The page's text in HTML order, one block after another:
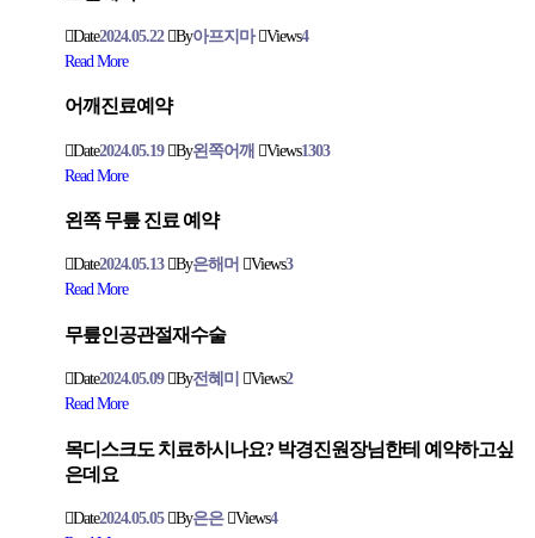
Date2024.05.22 By아프지마 Views4
Read More
어깨진료예약
Date2024.05.19 By왼쪽어깨 Views1303
Read More
왼쪽 무릎 진료 예약
Date2024.05.13 By은해머 Views3
Read More
무릎인공관절재수술
Date2024.05.09 By전혜미 Views2
Read More
목디스크도 치료하시나요? 박경진원장님한테 예약하고싶
은데요
Date2024.05.05 By은은 Views4